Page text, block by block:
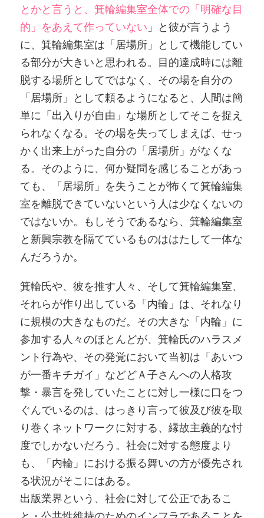
とかと言うと、箕輪編集室全体での「明確な目
的」をあえて作っていない 」と彼が言うよう
に、箕輪編集室は「居場所」として機能してい
る部分が大きいと思われる。目的達成時には離
脱する場所としてではなく、その場を自分の
「居場所」として頼るようになると、人間は簡
単に「出入りが自由」な場所としてそこを捉え
られなくなる。その場を失ってしまえば、せっ
かく出来上がった自分の「居場所」がなくな
る。そのように、何か疑問を感じることがあっ
ても、「居場所」を失うことが怖くて箕輪編集
室を離脱できていないという人は少なくないの
ではないか。もしそうであるなら、箕輪編集室
と新興宗教を隔てているものははたして一体な
んだろうか。
箕輪氏や、彼を推す人々、そして箕輪編集室、
それらが作り出している「内輪」は、それなり
に規模の大きなものだ。その大きな「内輪」に
参加する人々のほとんどが、箕輪氏のハラスメ
ント行為や、その発覚において当初は「あいつ
が一番キチガイ」などどＡ子さんへの人格攻
撃・暴言を発していたことに対し一様に口をつ
ぐんでいるのは、はっきり言って彼及び彼を取
り巻くネットワークに対する、縁故主義的な忖
度でしかないだろう。社会に対する態度より
も、「内輪」における振る舞いの方が優先され
る状況がそこにはある。
出版業界という、社会に対して公正であるこ